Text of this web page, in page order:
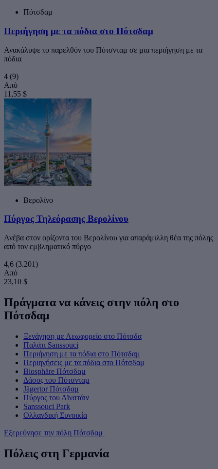
Πότσδαμ
Περιήγηση με τα πόδια στο Πότσδαμ
Ανακάλυψε το παρελθόν του Πότσνταμ σε μια περιήγηση με τα
πόδια
4 (9)
Από
11,55 $
Βερολίνο
Πύργος Τηλεόρασης Βερολίνου
Ανέβα στον ορίζοντα του Βερολίνου για απαράμιλλη θέα της πόλης
από τον εμβληματικό πύργο
4,6 (3.201)
Από
23,10 $
Πράγματα να κάνεις στην πόλη στο
Πότσδαμ
Ξενάγηση με Λεωφορείο στο Πότσδα
Παλάτι Sanssouci
Περιήγηση με τα πόδια στο Πότσδαμ
Περιηγήσεις με τα πόδια στο Πότσδαμ
Biosphäre Πότσδαμ
Δάσος του Πότσνταμ
Jägertor Πότσδαμ
Πύργος του Αϊνστάιν
Sanssouci Park
Ολλανδική Συνοικία
Εξερεύνησε την πόλη Πότσδαμ
Πόλεις στη Γερμανία